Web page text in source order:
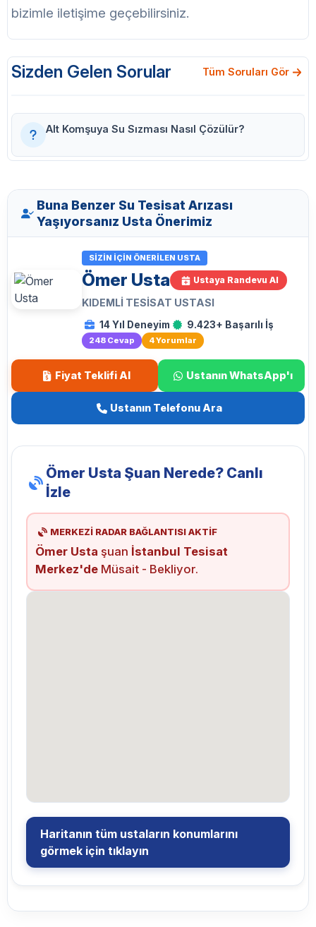
bizimle iletişime geçebilirsiniz.
Sizden Gelen Sorular Tüm Soruları Gör
Alt Komşuya Su Sızması Nasıl Çözülür?
Buna Benzer Su Tesisat Arızası
Yaşıyorsanız Usta Önerimiz
SIZIN İÇIN ÖNERILEN USTA
Ömer Usta Ustaya Randevu Al
KIDEMLI TESISAT USTASI
14 Yıl Deneyim 9.423+ Başarılı İş
248 Cevap 4 Yorumlar
Fiyat Teklifi Al Ustanın WhatsApp'ı
Ustanın Telefonu Ara
Ömer Usta Şuan Nerede? Canlı
İzle
MERKEZİ RADAR BAĞLANTISI AKTİF
Ömer Usta şuan İstanbul Tesisat
Merkez'de Müsait - Bekliyor.
Haritanın tüm ustaların konumlarını
görmek için tıklayın